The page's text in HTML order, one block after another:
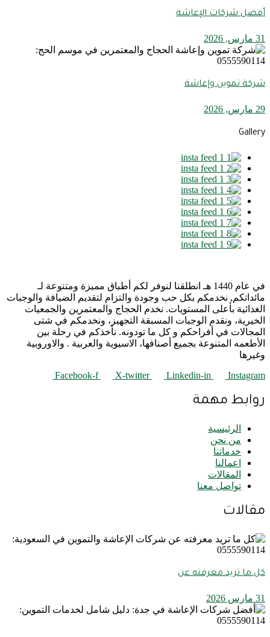
أفضل شركات الإعاشة
31 مارس, 2026
شركة تموين وإعاشة
29 مارس, 2026
Gallery
في عام 1440 هـ انطلقنا لنوفر لكم أطباق مميزة ومتنوعة لـ
مائداتكم, نخدمكم بكل حب وجودة والتزام لتقديم الضيافة والوجبات
الغذائية بأعلى المستويات. نخدم الحجاج والمعتمرين والجمعيات
الخيرية، ونقدم الوجبات المسبقة التجهيز، ونخدمكم في شتى
المجالات في أفراحكم و كل ما تودونه. نأخذكم في رحلة بين
الأطعمه المتنوعة بجميع أصنافها، الاسيوية والعربية . والاوروبية
وغيرها
Facebook-f
X-twitter Linkedin-in Instagram
روابط مهمة
الرئيسية
من نحن
خدماتنا
اعمالنا
المقالات
تواصل معنا
مقالات
كل ما تريد معرفته عن
31 مارس 2026